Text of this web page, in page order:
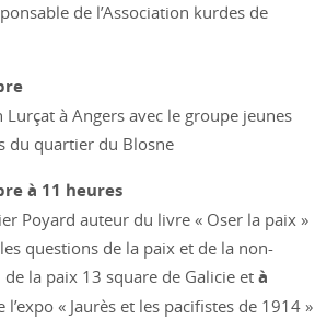
de l’Association kurdes de
Lurçat à Angers avec le groupe jeunes
du quartier du Blosne
à 11 heures
Poyard auteur du livre « Oser la paix »
questions de la paix et de la non-
la paix 13 square de Galicie et à
l’expo « Jaurès et les pacifistes de 1914 »